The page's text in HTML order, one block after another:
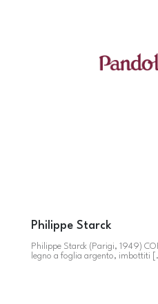
Philippe Starck
Philippe Starck (Parigi, 1949)
legno a foglia argento, imbottiti